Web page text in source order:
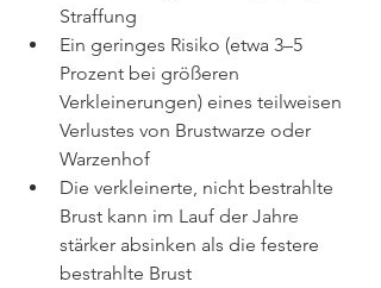
Straffung
Ein geringes Risiko (etwa 3–5
Prozent bei größeren
Verkleinerungen) eines teilweisen
Verlustes von Brustwarze oder
Warzenhof
Die verkleinerte, nicht bestrahlte
Brust kann im Lauf der Jahre
stärker absinken als die festere
bestrahlte Brust